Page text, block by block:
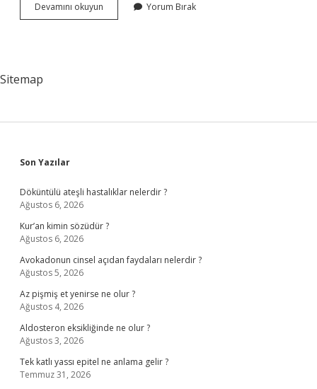
Devamını okuyun
Larda
Yorum Bırak
Sitemap
Sidebar
Son Yazılar
Döküntülü ateşli hastalıklar nelerdir ?
Ağustos 6, 2026
Kur’an kimin sözüdür ?
Ağustos 6, 2026
Avokadonun cinsel açıdan faydaları nelerdir ?
Ağustos 5, 2026
Az pişmiş et yenirse ne olur ?
Ağustos 4, 2026
Aldosteron eksikliğinde ne olur ?
Ağustos 3, 2026
Tek katlı yassı epitel ne anlama gelir ?
Temmuz 31, 2026